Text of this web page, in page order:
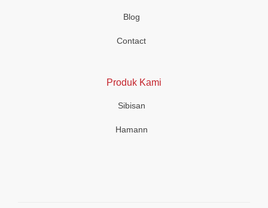
Blog
Contact
Produk Kami
Sibisan
Hamann